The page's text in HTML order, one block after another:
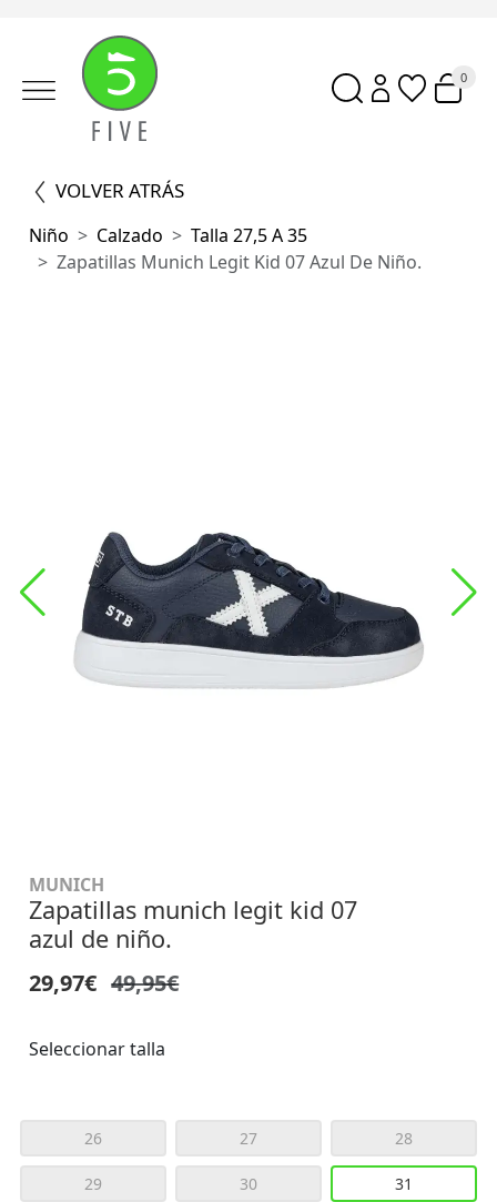
0
VOLVER ATRÁS
Niño Calzado
Talla 27,5 A 35
Zapatillas Munich Legit Kid 07 Azul De Niño.
MUNICH
Zapatillas munich legit kid 07
azul de niño.
29,97€ 49,95€
Seleccionar talla
26 27 28
29 30 31